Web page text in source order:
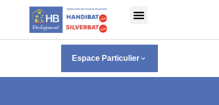
Panneau de gestion des cookies
Espace Particulier keyboard_arrow_down